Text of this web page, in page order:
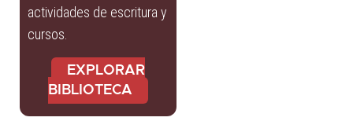
actividades de escritura y
cursos.
EXPLORAR
BIBLIOTECA